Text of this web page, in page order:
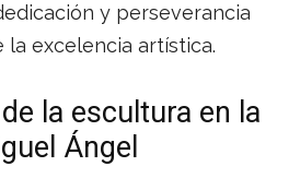
y perseverancia
la excelencia artística.
la escultura en la
Ángel